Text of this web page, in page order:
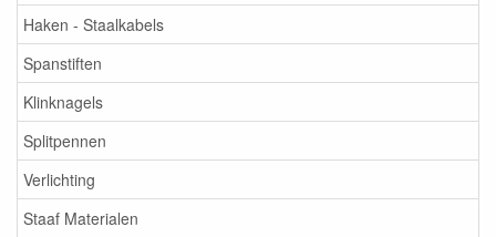
Haken - Staalkabels
Spanstiften
Klinknagels
Splitpennen
Verlichting
Staaf Materialen